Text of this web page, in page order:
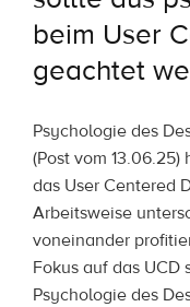
beim User
geachtet
Psychologie des
(Post vom
das User Centered
Arbeitsweise
voneinander
Fokus auf das UCD
Psychologie des